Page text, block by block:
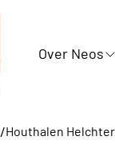
Over Neos
/Houthalen